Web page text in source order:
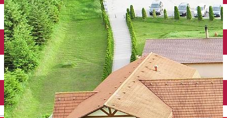
English
Închirieri auto
Închirieri de biciclete